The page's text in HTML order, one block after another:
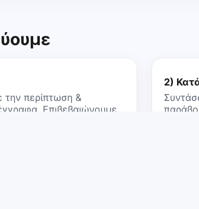
την περίπτωση &
Επιβεβαιώνουμε
2)